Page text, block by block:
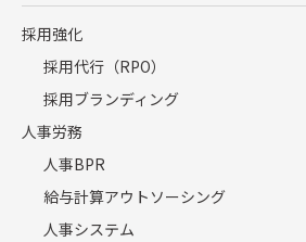
採用強化
採用代行（RPO）
採用ブランディング
人事労務
人事BPR
給与計算アウトソーシング
人事システム
候補者が「働くイメージ」を持てて
が揺らいでいないかを確認することが
志望度の高い他社からの内定
化）
売り手市場では優秀な学生ほど複数
します。